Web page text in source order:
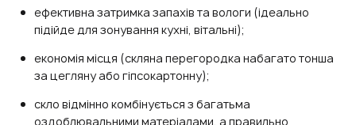
ефективна затримка запахів та вологи (ідеально
підійде для зонування кухні, вітальні);
економія місця (скляна перегородка набагато тонша
за цегляну або гіпсокартонну);
скло відмінно комбінується з багатьма
оздоблювальними матеріалами, а правильно